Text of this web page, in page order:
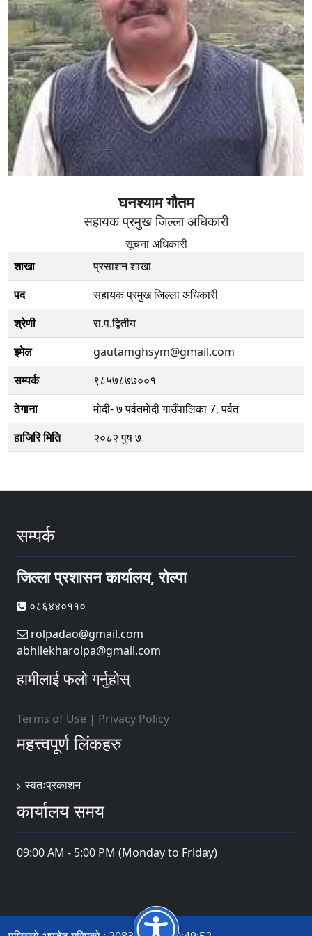
घनश्याम गाैतम
सहायक प्रमुख जिल्ला अधिकारी
सूचना अधिकारी
शाखा
प्रसाशन शाखा
पद
सहायक प्रमुख जिल्ला अधिकारी
श्रेणी
रा.प.द्वितीय
इमेल
gautamghsym@gmail.com
सम्पर्क
९८५७८७७००१
ठेगाना
मोदी- ७ पर्वतमाेदी गाउँपालिका 7, पर्वत
हाजिरि मिति
२०८२ पुष ७
सम्पर्क
जिल्ला प्रशासन कार्यालय, रोल्पा
०८६४४०११०
rolpadao@gmail.com
abhilekharolpa@gmail.com
हामीलाई फलो गर्नुहोस्
Terms of Use | Privacy Policy
महत्त्वपूर्ण लिंकहरु
स्वतःप्रकाशन
कार्यालय समय
09:00 AM - 5:00 PM (Monday to Friday)